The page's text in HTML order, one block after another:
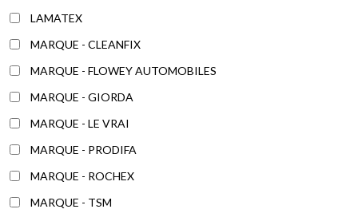
LAMATEX
MARQUE - CLEANFIX
MARQUE - FLOWEY AUTOMOBILES
MARQUE - GIORDA
MARQUE - LE VRAI
MARQUE - PRODIFA
MARQUE - ROCHEX
MARQUE - TSM